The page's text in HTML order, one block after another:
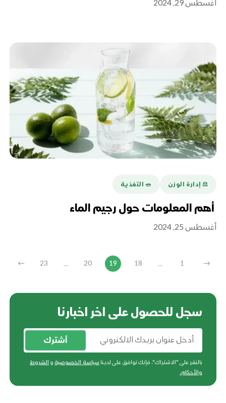
أغسطس 29, 2024
⚖️ إدارة الوزن 🥗 التغذية
أهم المعلومات حول رجيم الماء
أغسطس 25, 2024
→
1
...
18
19
20
...
23
←
سجل للحصول على اخر اخبارنا
أشترك
بالنقر على "الاشتراك"، فإنك توافق على لدينا سياسة الخصوصية و الشروط
والأحكام.